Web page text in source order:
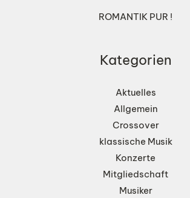
ROMANTIK PUR !
Kategorien
Aktuelles
Allgemein
Crossover
klassische Musik
Konzerte
Mitgliedschaft
Musiker